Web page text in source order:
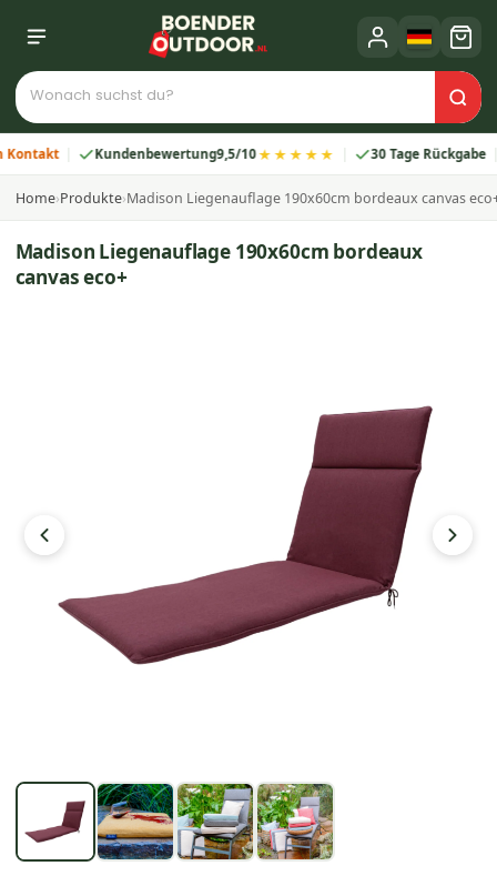
Kundenbewertung9,5/10★★★★★ 30 Tage Rückgabe
Home›Produkte›Madison Liegenauflage 190x60cm bordeaux canvas
Madison Liegenauflage 190x60cm bordeaux
canvas eco+